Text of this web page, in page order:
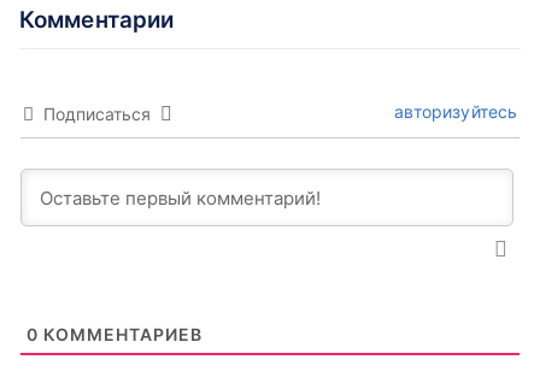
Комментарии
Подписаться авторизуйтесь
0 КОММЕНТАРИЕВ